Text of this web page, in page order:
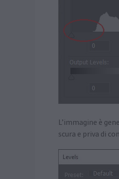
L’immagine è
scura e priva di